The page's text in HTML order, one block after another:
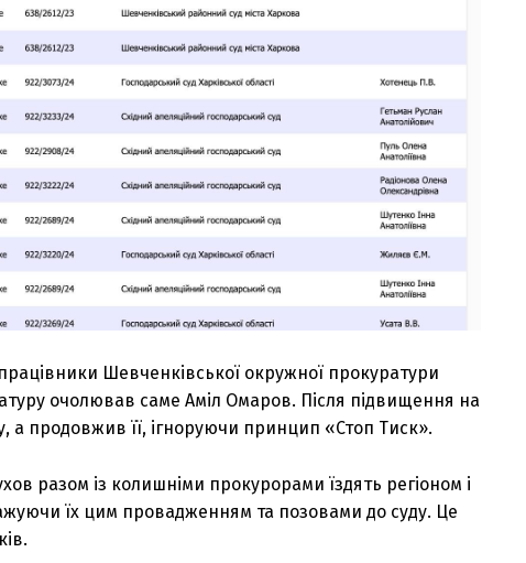
Шевченківської окружної прокуратури
очолював саме Аміл Омаров. Після підвищення на
а продовжив її, ігноруючи принцип «Стоп Тиск».
разом із колишніми прокурорами їздять регіоном і
їх цим провадженням та позовами до суду. Це